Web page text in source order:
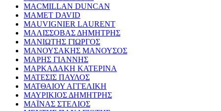
MACMILLAN DUNCAN
MAMET DAVID
MAUVIGNIER LAURENT
ΜΑΛΙΣΣΟΒΑΣ ΔΗΜΗΤΡΗΣ
ΜΑΝΙΩΤΗΣ ΓΙΩΡΓΟΣ
ΜΑΝΟΥΣΑΚΗΣ ΜΑΝΟΥΣΟΣ
ΜΑΡΗΣ ΓΙΑΝΝΗΣ
ΜΑΡΚΑΔΑΚΗ ΚΑΤΕΡΙΝΑ
ΜΑΤΕΣΙΣ ΠΑΥΛΟΣ
ΜΑΤΘΑΙΟΥ ΑΓΓΕΛΙΚΗ
ΜΑΥΡΙΚΙΟΣ ΔΗΜΗΤΡΗΣ
ΜΑΪΝΑΣ ΣΤΕΛΙΟΣ